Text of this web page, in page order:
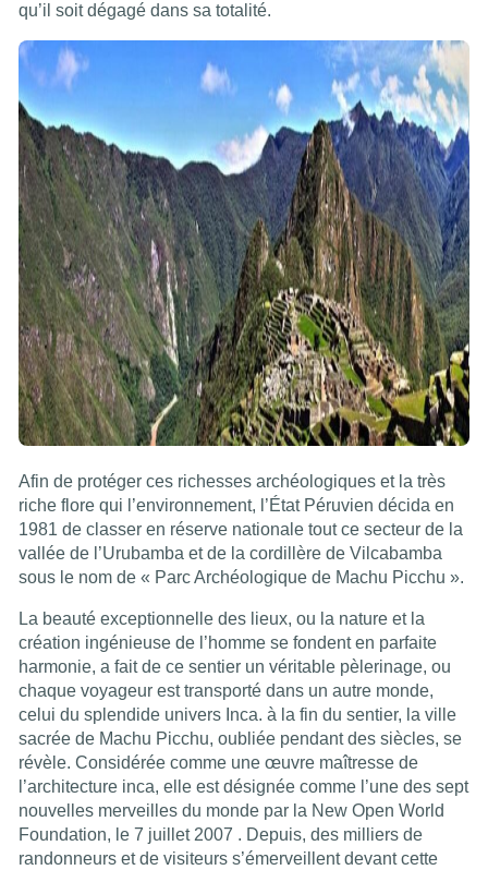
qu’il soit dégagé dans sa totalité.
Afin de protéger ces richesses archéologiques et la très
riche flore qui l’environnement, l’État Péruvien décida en
1981 de classer en réserve nationale tout ce secteur de la
vallée de l’Urubamba et de la cordillère de Vilcabamba
sous le nom de « Parc Archéologique de Machu Picchu ».
La beauté exceptionnelle des lieux, ou la nature et la
création ingénieuse de l’homme se fondent en parfaite
harmonie, a fait de ce sentier un véritable pèlerinage, ou
chaque voyageur est transporté dans un autre monde,
celui du splendide univers Inca. à la fin du sentier, la ville
sacrée de Machu Picchu, oubliée pendant des siècles, se
révèle. Considérée comme une œuvre maîtresse de
l’architecture inca, elle est désignée comme l’une des sept
nouvelles merveilles du monde par la New Open World
Foundation, le 7 juillet 2007 . Depuis, des milliers de
randonneurs et de visiteurs s’émerveillent devant cette